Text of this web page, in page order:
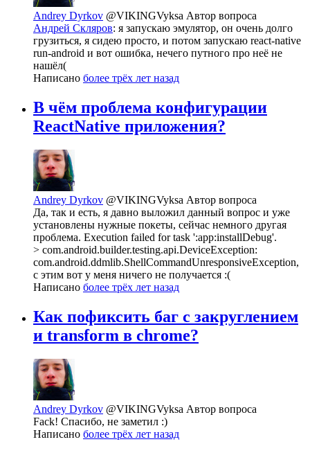
Andrey Dyrkov @VIKINGVyksa Автор вопроса
Андрей Скляров: я запускаю эмулятор, он очень долго
грузиться, я сидею просто, и потом запускаю react-native
run-android и вот ошибка, нечего путного про неё не
нашёл(
Написано более трёх лет назад
В чём проблема конфигурации
ReactNative приложения?
Andrey Dyrkov @VIKINGVyksa Автор вопроса
Да, так и есть, я давно выложил данный вопрос и уже
установлены нужные покеты, сейчас немного другая
проблема. Execution failed for task ':app:installDebug'.
> com.android.builder.testing.api.DeviceException:
com.android.ddmlib.ShellCommandUnresponsiveException,
с этим вот у меня ничего не получается :(
Написано более трёх лет назад
Как пофиксить баг с закруглением
и transform в chrome?
Andrey Dyrkov @VIKINGVyksa Автор вопроса
Fack! Спасибо, не заметил :)
Написано более трёх лет назад